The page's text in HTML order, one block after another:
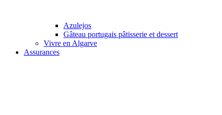
Azulejos
Gâteau portugais pâtisserie et dessert
Vivre en Algarve
Assurances